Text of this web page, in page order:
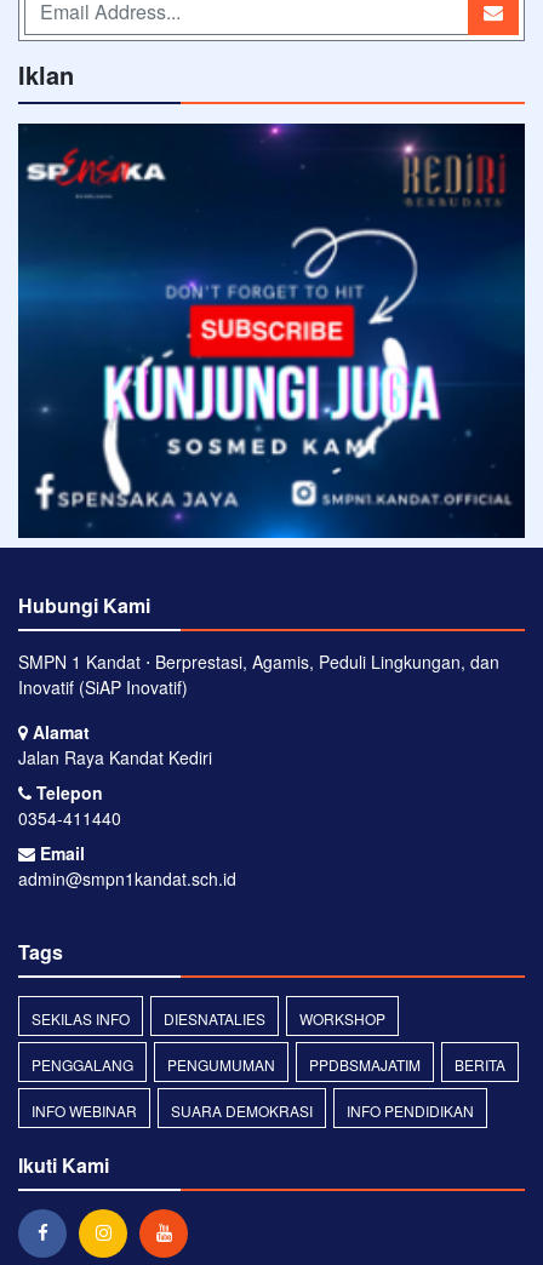
Iklan
Hubungi Kami
SMPN 1 Kandat ⋅ Berprestasi, Agamis, Peduli Lingkungan, dan
Inovatif (SiAP Inovatif)
Alamat
Jalan Raya Kandat Kediri
Telepon
0354-411440
Email
admin@smpn1kandat.sch.id
Tags
SEKILAS INFO DIESNATALIES WORKSHOP
PENGGALANG PENGUMUMAN PPDBSMAJATIM BERITA
INFO WEBINAR SUARA DEMOKRASI INFO PENDIDIKAN
Ikuti Kami